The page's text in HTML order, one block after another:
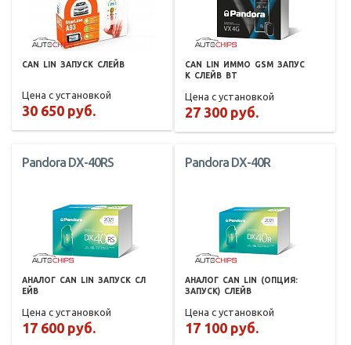
CAN LIN ЗАПУСК СЛЕЙВ
Цена с установкой
30 650 руб.
CAN LIN ИММО GSM ЗАПУС
К СЛЕЙВ BT
Цена с установкой
27 300 руб.
Pandora DX-40RS
АНАЛОГ CAN LIN ЗАПУСК СЛ
ЕЙВ
Цена с установкой
17 600 руб.
Pandora DX-40R
АНАЛОГ CAN LIN
(ОПЦИЯ:
ЗАПУСК) СЛЕЙВ
Цена с установкой
17 100 руб.